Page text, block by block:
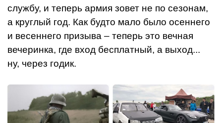
службу, и теперь армия зовет не по сезонам,
а круглый год. Как будто мало было осеннего
и весеннего призыва – теперь это вечная
вечеринка, где вход бесплатный, а выход...
ну, через годик.